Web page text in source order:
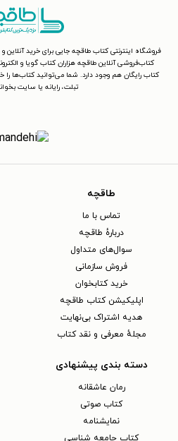
فروشگاه اینترنتی کتاب طاقچه جایی برای خرید
کتاب‌فروشی آنلاین طاقچه هزاران کتاب گویا و
کتاب رایگان هم وجود دارد. شما می‌توانید کتاب‌ها را
تبلت، رایانه یا سایت
طاقچه
تماس با ما
دربارهٔ طاقچه
سوال‌های متداول
فروش سازمانی
خرید کتابخوان
اپلیکیشن کتاب طاقچه
هدیه اشتراک بی‌نهایت
مجلهٔ معرفی و نقد کتاب
دسته بندی پیشنهادی
رمان عاشقانه
کتاب‌ صوتی
نمایشنامه
کتاب جامعه شناسی